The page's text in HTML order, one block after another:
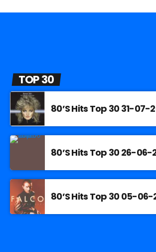
TOP 30
80’S Hits Top 30 31-07-
80’S Hits Top 30 26-06-
80’S Hits Top 30 05-06-